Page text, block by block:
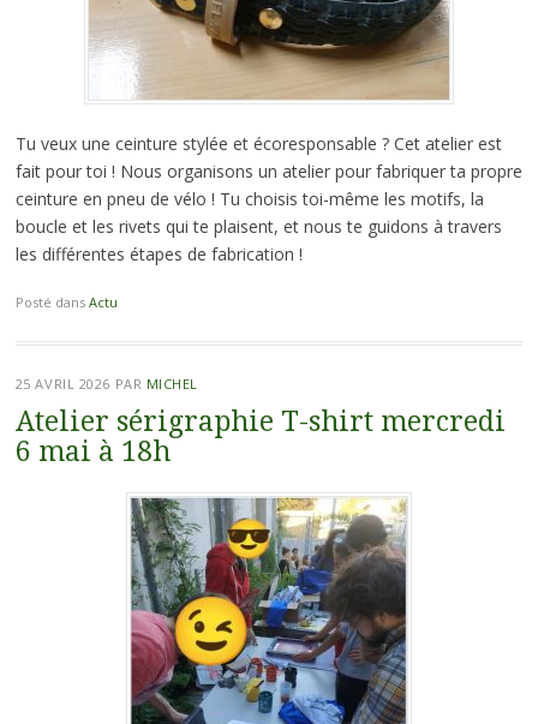
Tu veux une ceinture stylée et écoresponsable ? Cet atelier est
fait pour toi ! Nous organisons un atelier pour fabriquer ta propre
ceinture en pneu de vélo ! Tu choisis toi-même les motifs, la
boucle et les rivets qui te plaisent, et nous te guidons à travers
les différentes étapes de fabrication !
Posté dans Actu
25 AVRIL 2026 PAR MICHEL
Atelier sérigraphie T-shirt mercredi
6 mai à 18h